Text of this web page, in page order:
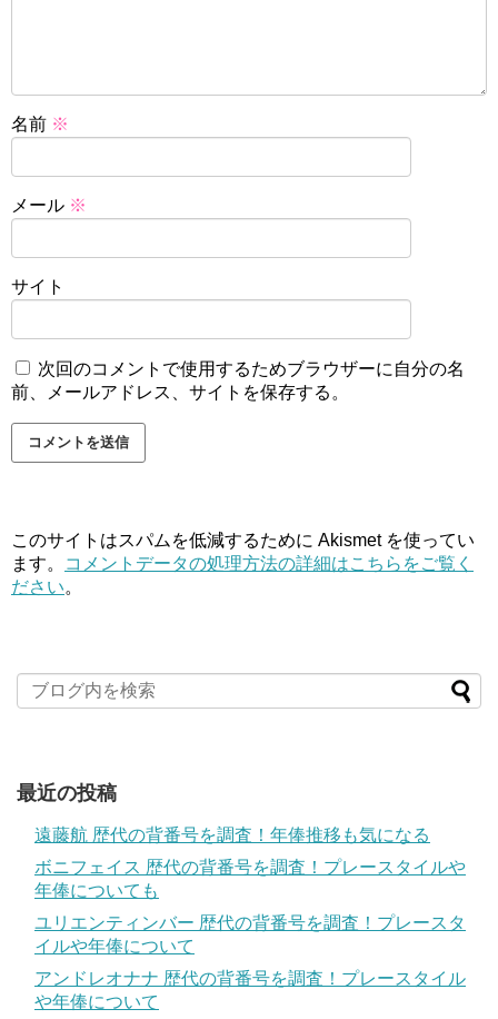
名前 ※
メール ※
サイト
次回のコメントで使用するためブラウザーに自分の名
前、メールアドレス、サイトを保存する。
このサイトはスパムを低減するために Akismet を使ってい
ます。
コメントデータの処理方法の詳細はこちらをご覧く
ださい。
最近の投稿
遠藤航 歴代の背番号を調査！年俸推移も気になる
ボニフェイス 歴代の背番号を調査！プレースタイルや
年俸についても
ユリエンティンバー 歴代の背番号を調査！プレースタ
イルや年俸について
アンドレオナナ 歴代の背番号を調査！プレースタイル
や年俸について